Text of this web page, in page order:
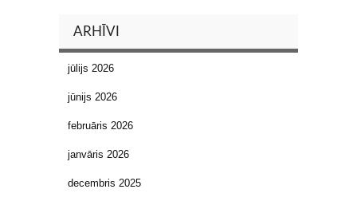
ARHĪVI
jūlijs 2026
jūnijs 2026
februāris 2026
janvāris 2026
decembris 2025